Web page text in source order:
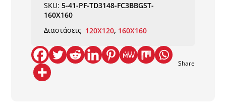
ποσότητα
SKU:5-41-PF-TD3148-FC3BBGST-
160X160
Διαστάσεις 120X120, 160X160
Share